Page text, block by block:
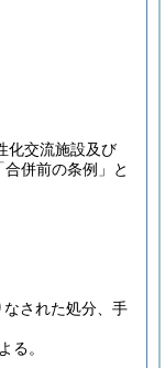
化交流施設及び
併前の条例」と
された処分、手
る。